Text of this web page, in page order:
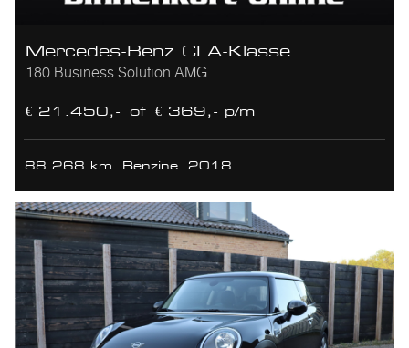
Mercedes-Benz CLA-Klasse
180 Business Solution AMG
€ 21.450,- of € 369,- p/m
88.268 km Benzine 2018